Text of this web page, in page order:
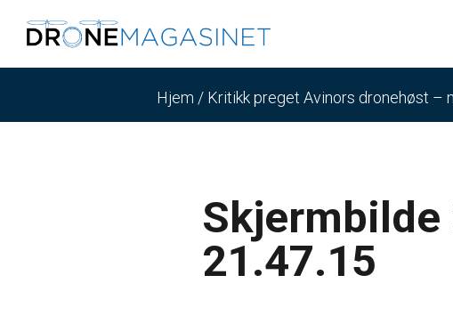
Hjem / Kritikk preget Avinors dronehøst –
21.47.15